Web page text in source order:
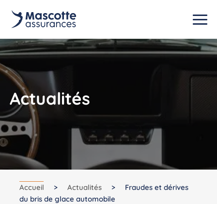
Actualités
Accueil > Actualités > Fraudes et dérives
du bris de glace automobile